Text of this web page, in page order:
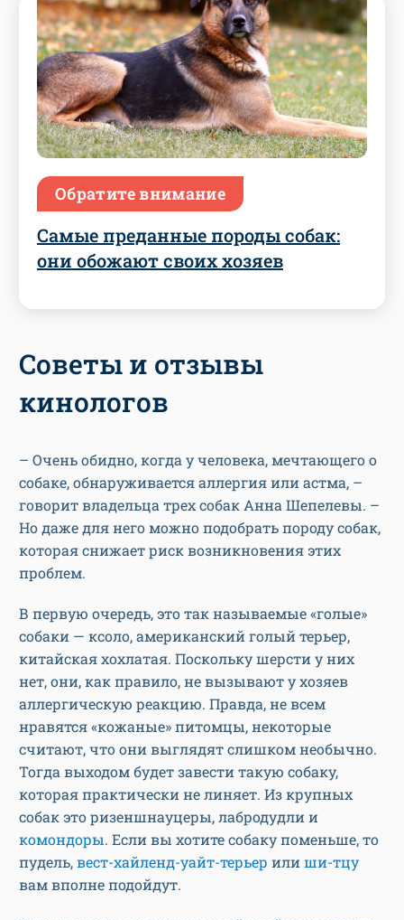
Обратите внимание
Самые преданные породы собак:
они обожают своих хозяев
Советы и отзывы
кинологов
– Очень обидно, когда у человека, мечтающего о
собаке, обнаруживается аллергия или астма, –
говорит владельца трех собак Анна Шепелевы. –
Но даже для него можно подобрать породу собак,
которая снижает риск возникновения этих
проблем.
В первую очередь, это так называемые «голые»
собаки — ксоло, американский голый терьер,
китайская хохлатая. Поскольку шерсти у них
нет, они, как правило, не вызывают у хозяев
аллергическую реакцию. Правда, не всем
нравятся «кожаные» питомцы, некоторые
считают, что они выглядят слишком необычно.
Тогда выходом будет завести такую собаку,
которая практически не линяет. Из крупных
собак это ризеншнауцеры, лабродудли и
комондоры. Если вы хотите собаку поменьше, то
пудель,вест-хайленд-уайт-терьер или ши-тцу
вам вполне подойдут.